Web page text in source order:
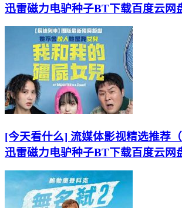
迅雷磁力电驴种子BT下载百度云网
[今天看什么] 流媒体影视精选推荐（
迅雷磁力电驴种子BT下载百度云网